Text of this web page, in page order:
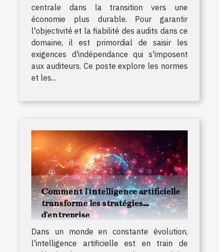
centrale dans la transition vers une
économie plus durable. Pour garantir
l'objectivité et la fiabilité des audits dans ce
domaine, il est primordial de saisir les
exigences d'indépendance qui s'imposent
aux auditeurs. Ce poste explore les normes
et les...
Comment l'intelligence artificielle
transforme les stratégies
d'entreprise
Dans un monde en constante évolution,
l'intelligence artificielle est en train de